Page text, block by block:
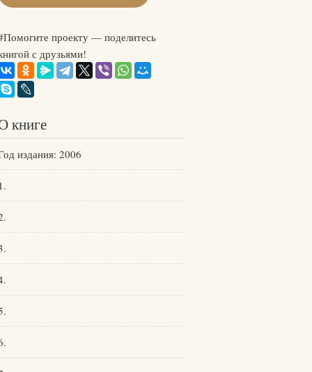
проекту — поделитесь
с друзьями!
книге
издания: 2006
1.